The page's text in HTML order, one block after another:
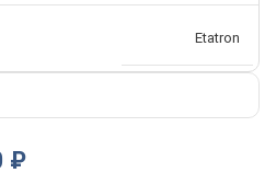
Etatron
₽